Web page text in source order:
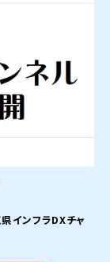
インフラDXチャ